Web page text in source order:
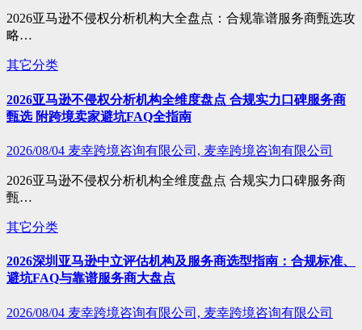
2026亚马逊不侵权分析机构大全盘点：合规靠谱服务商甄选攻
略…
其它分类
2026亚马逊不侵权分析机构全维度盘点 合规实力口碑服务商
甄选 附跨境卖家避坑FAQ全指南
2026/08/04 麦幸跨境咨询有限公司, 麦幸跨境咨询有限公司
2026亚马逊不侵权分析机构全维度盘点 合规实力口碑服务商
甄…
其它分类
2026深圳亚马逊中立评估机构及服务商选型指南：合规标准、
避坑FAQ与靠谱服务商大盘点
2026/08/04 麦幸跨境咨询有限公司, 麦幸跨境咨询有限公司